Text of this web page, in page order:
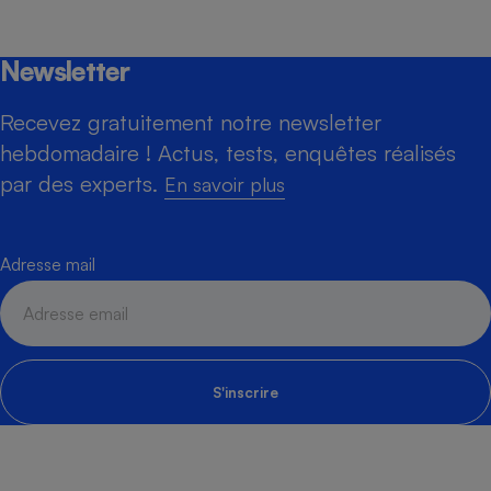
Newsletter
Recevez gratuitement notre newsletter
hebdomadaire ! Actus, tests, enquêtes réalisés
par des experts. En savoir plus
Adresse mail
S'inscrire